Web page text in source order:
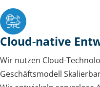
Cloud-native
Wir nutzen Cloud-
Geschäftsmodell